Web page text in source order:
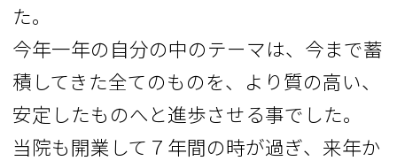
た。
今年一年の自分の中のテーマは、今まで蓄
積してきた全てのものを、より質の高い、
安定したものへと進歩させる事でした。
当院も開業して７年間の時が過ぎ、来年か